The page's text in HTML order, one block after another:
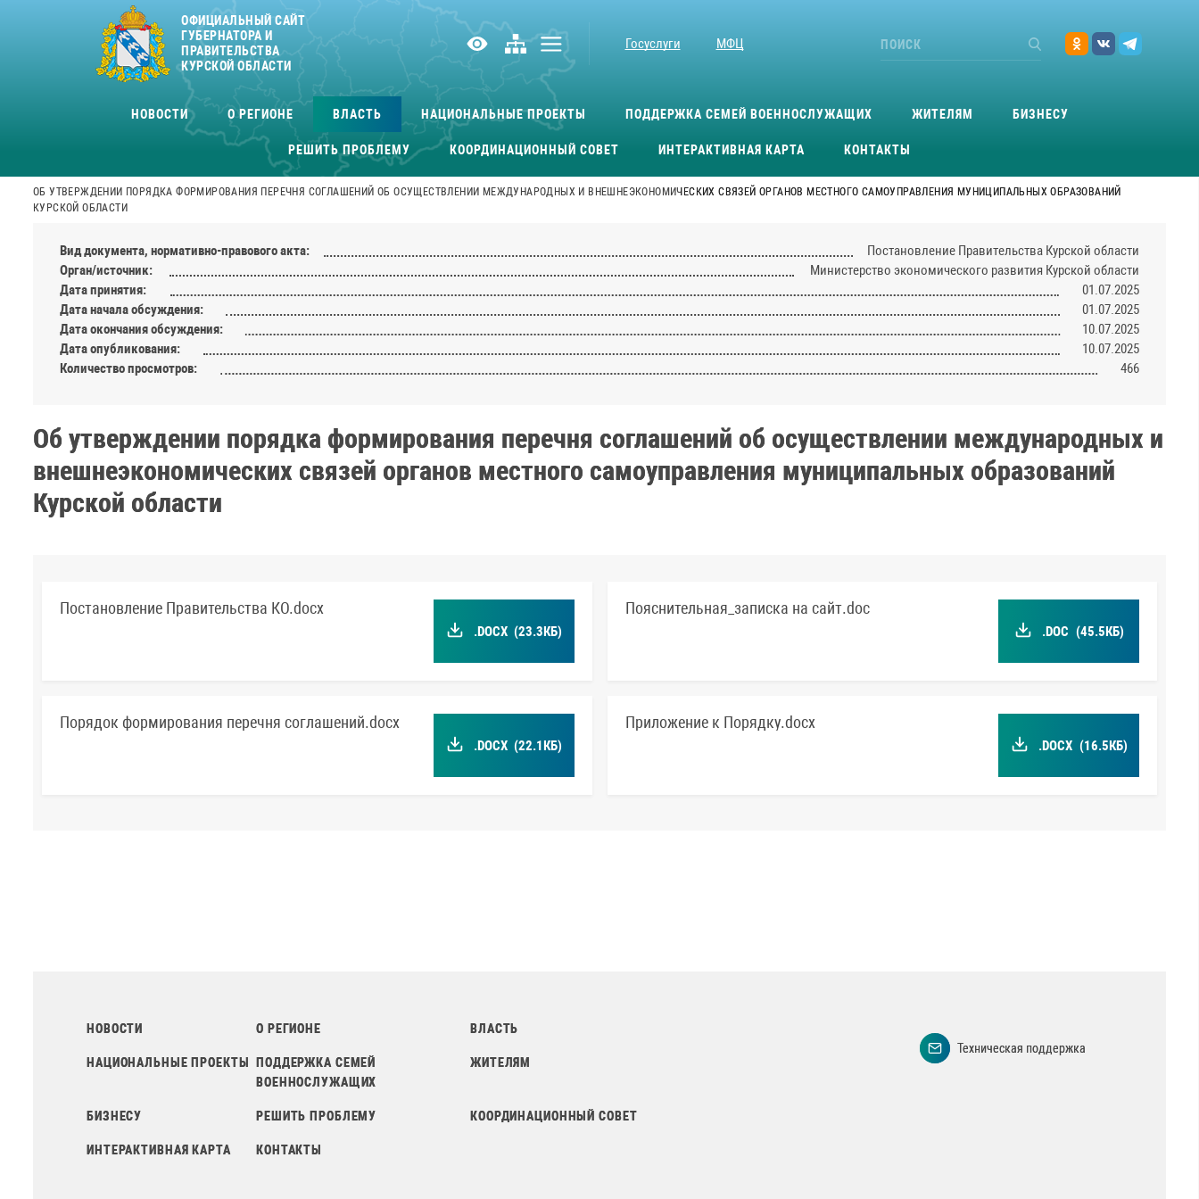
ОФИЦИАЛЬНЫЙ САЙТ
ГУБЕРНАТОРА И
ПРАВИТЕЛЬСТВА
КУРСКОЙ ОБЛАСТИ
Госуслуги МФЦ
НОВОСТИ О РЕГИОНЕ ВЛАСТЬ НАЦИОНАЛЬНЫЕ ПРОЕКТЫ ПОДДЕРЖКА СЕМЕЙ ВОЕННОСЛУЖАЩИХ ЖИТЕЛЯМ БИЗНЕСУ
РЕШИТЬ ПРОБЛЕМУ КООРДИНАЦИОННЫЙ СОВЕТ ИНТЕРАКТИВНАЯ КАРТА КОНТАКТЫ
ОБ УТВЕРЖДЕНИИ ПОРЯДКА ФОРМИРОВАНИЯ ПЕРЕЧНЯ СОГЛАШЕНИЙ ОБ ОСУЩЕСТВЛЕНИИ МЕЖДУНАРОДНЫХ И ВНЕШНЕЭКОНОМИЧЕСКИХ СВЯЗЕЙ ОРГАНОВ МЕСТНОГО САМОУПРАВЛЕНИЯ МУНИЦИПАЛЬНЫХ ОБРАЗОВАНИЙ
КУРСКОЙ ОБЛАСТИ
Вид документа, нормативно-правового акта:
Постановление Правительства Курской области
Орган/источник:
Министерство экономического развития Курской области
Дата принятия:
01.07.2025
Дата начала обсуждения:
01.07.2025
Дата окончания обсуждения:
10.07.2025
Дата опубликования:
10.07.2025
Количество просмотров:
466
Об утверждении порядка формирования перечня соглашений об осуществлении международных и
внешнеэкономических связей органов местного самоуправления муниципальных образований
Курской области
Постановление Правительства КО.docx
.DOCX (23.3КБ)
Пояснительная_записка на сайт.doc
.DOC (45.5КБ)
Порядок формирования перечня соглашений.docx
.DOCX (22.1КБ)
Приложение к Порядку.docx
.DOCX (16.5КБ)
НОВОСТИ О РЕГИОНЕ ВЛАСТЬ
НАЦИОНАЛЬНЫЕ ПРОЕКТЫ
ПОДДЕРЖКА СЕМЕЙ
ВОЕННОСЛУЖАЩИХ
ЖИТЕЛЯМ
БИЗНЕСУ РЕШИТЬ ПРОБЛЕМУ КООРДИНАЦИОННЫЙ СОВЕТ
ИНТЕРАКТИВНАЯ КАРТА КОНТАКТЫ
Техническая поддержка